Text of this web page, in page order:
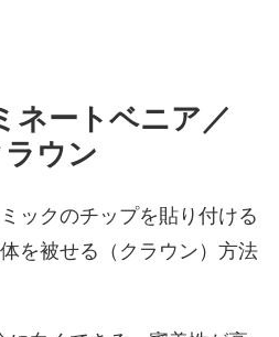
ネートベニア／
ウン
ックのチップを貼り付ける
を被せる（クラウン）方法